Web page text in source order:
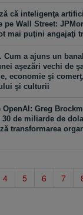
că inteligenţa
Wall Street:
mai puţini angajaţi
Cum a ajuns un
aşezări vechi de
economie şi
şi culturii
Greg
30 de miliarde de
transformarea
4 5 6 7